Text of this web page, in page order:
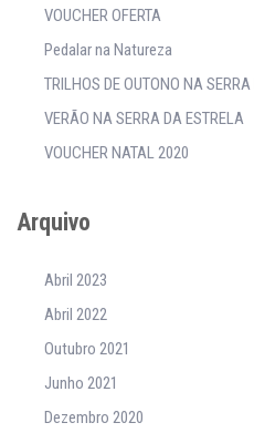
VOUCHER OFERTA
Pedalar na Natureza
TRILHOS DE OUTONO NA
VERÃO NA SERRA DA ESTRELA
VOUCHER NATAL 2020
Arquivo
Abril 2023
Abril 2022
Outubro 2021
Junho 2021
Dezembro 2020